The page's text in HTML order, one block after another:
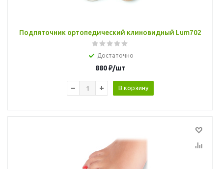
Подпяточник ортопедический клиновидный Lum702
Достаточно
880₽/шт
В корзину